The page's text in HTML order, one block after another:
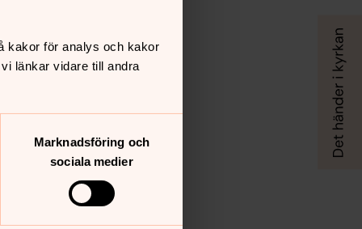
kakor för analys och kakor
länkar vidare till andra
Marknadsföring och
sociala medier